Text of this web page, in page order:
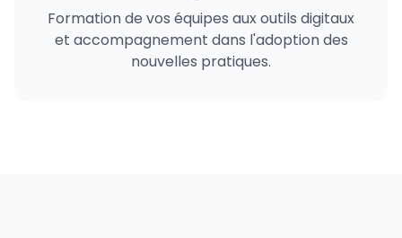
Formation de vos équipes aux outils digitaux
et accompagnement dans l'adoption des
nouvelles pratiques.